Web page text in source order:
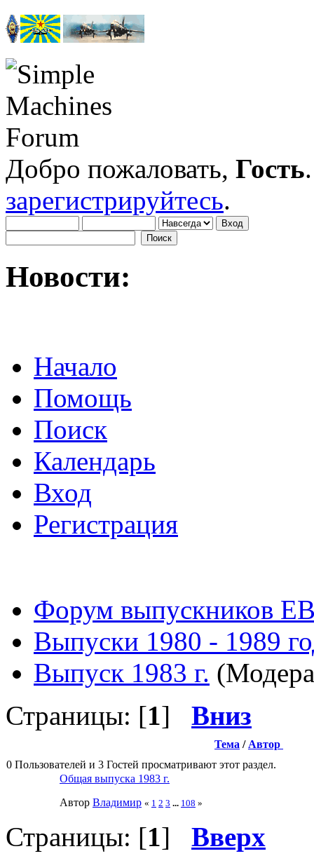
Добро пожаловать, Гость
зарегистрируйтесь.
Новости:
Начало
Помощь
Поиск
Календарь
Вход
Регистрация
Форум выпускников
Выпуски 1980 - 1989
Выпуск 1983 г.
Страницы: [1] Вниз
Тема / Автор
0 Пользователей и 3 Гостей просматривают этот раздел.
Общая выпуска 1983 г.
Автор Влaдимир « 1 2 3 ... 108 »
Страницы: [1] Вверх